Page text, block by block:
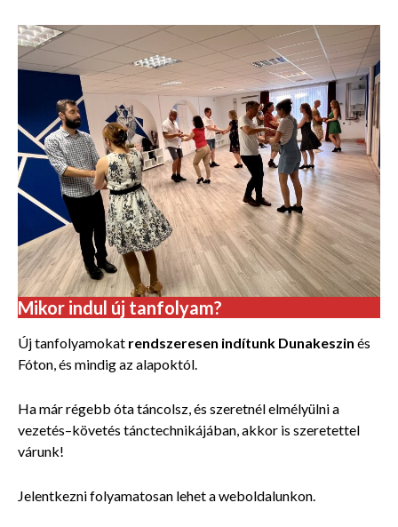
Mikor indul új tanfolyam?
Új tanfolyamokat rendszeresen indítunk Dunakeszin és
Fóton, és mindig az alapoktól.
Ha már régebb óta táncolsz, és szeretnél elmélyülni a
vezetés–követés tánctechnikájában, akkor is szeretettel
várunk!
Jelentkezni folyamatosan lehet a weboldalunkon.